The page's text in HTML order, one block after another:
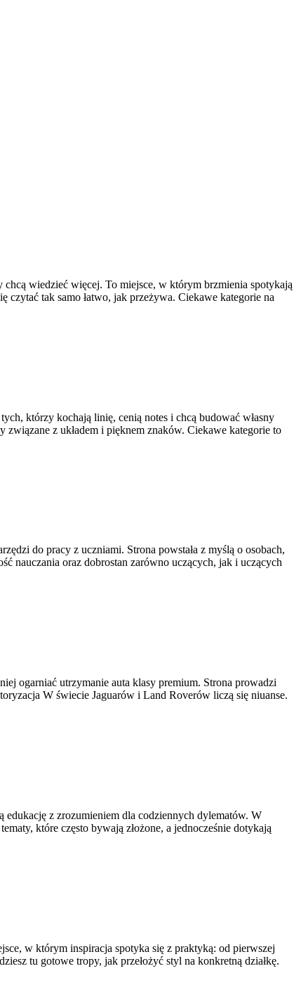
wiedzieć więcej. To miejsce, w którym brzmienia spotykają
czytać tak samo łatwo, jak przeżywa. Ciekawe kategorie na
którzy kochają linię, cenią notes i chcą budować własny
z układem i pięknem znaków. Ciekawe kategorie to
do pracy z uczniami. Strona powstała z myślą o osobach,
nauczania oraz dobrostan zarówno uczących, jak i uczących
ogarniać utrzymanie auta klasy premium. Strona prowadzi
W świecie Jaguarów i Land Roverów liczą się niuanse.
z zrozumieniem dla codziennych dylematów. W
które często bywają złożone, a jednocześnie dotykają
w którym inspiracja spotyka się z praktyką: od pierwszej
tu gotowe tropy, jak przełożyć styl na konkretną działkę.